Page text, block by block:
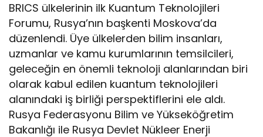
BRICS ülkelerinin ilk Kuantum Teknolojileri
Forumu, Rusya’nın başkenti Moskova’da
düzenlendi. Üye ülkelerden bilim insanları,
uzmanlar ve kamu kurumlarının temsilcileri,
geleceğin en önemli teknoloji alanlarından biri
olarak kabul edilen kuantum teknolojileri
alanındaki iş birliği perspektiflerini ele aldı.
Rusya Federasyonu Bilim ve Yükseköğretim
Bakanlığı ile Rusya Devlet Nükleer Enerji